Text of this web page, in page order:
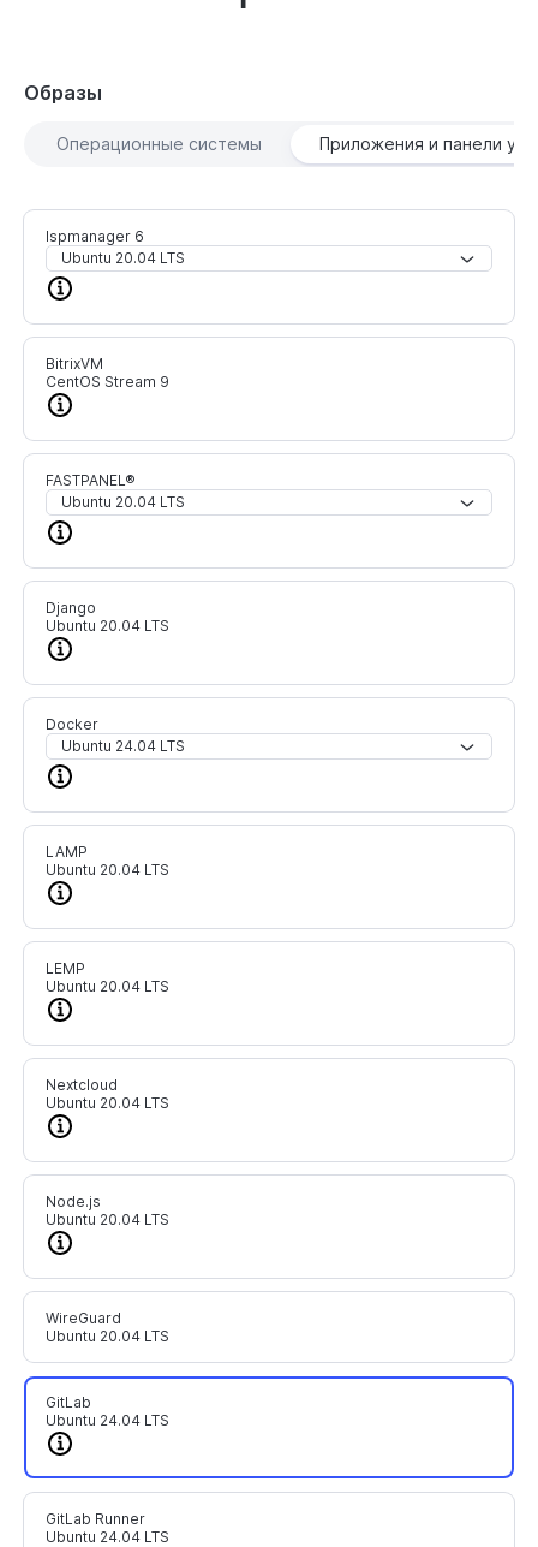
Образы
Операционные системы Приложения и панели
Ispmanager 6
Ubuntu 20.04 LTS
BitrixVM
CentOS Stream 9
FASTPANEL®
Ubuntu 20.04 LTS
Django
Ubuntu 20.04 LTS
Docker
Ubuntu 24.04 LTS
LAMP
Ubuntu 20.04 LTS
LEMP
Ubuntu 20.04 LTS
Nextcloud
Ubuntu 20.04 LTS
Node.js
Ubuntu 20.04 LTS
WireGuard
Ubuntu 20.04 LTS
GitLab
Ubuntu 24.04 LTS
GitLab Runner
Ubuntu 24.04 LTS